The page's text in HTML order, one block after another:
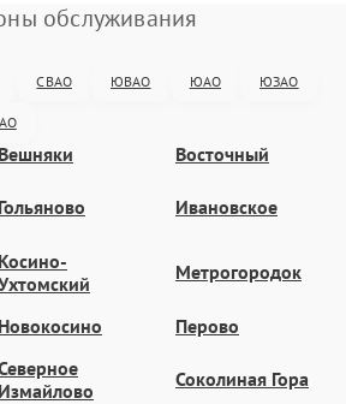
обслуживания
СВАО ЮВАО ЮАО ЮЗАО
Вешняки
Восточный
Гольяново Ивановское
Косино-
Метрогородок
Новокосино Перово
Измайлово
Соколиная Гора